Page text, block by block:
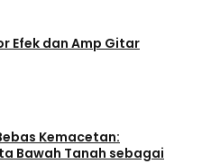
Efek dan Amp Gitar
Kemacetan:
Bawah Tanah sebagai